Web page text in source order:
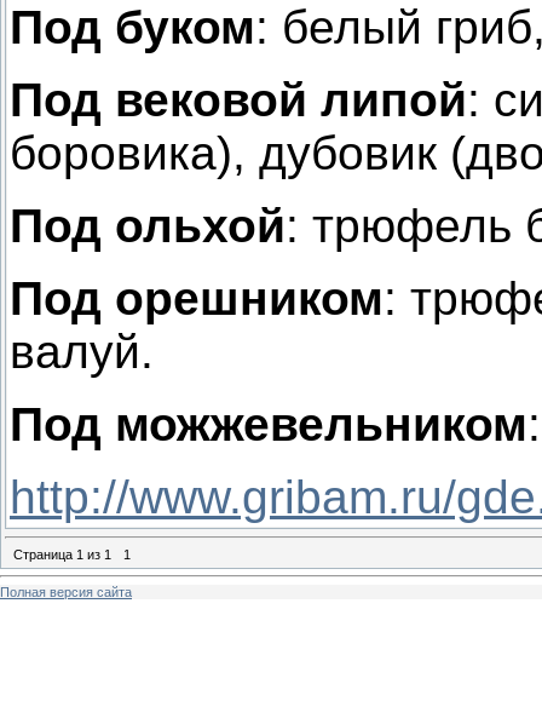
Под буком: белый
Под вековой липой:
боровика), дубовик
Под ольхой: трюфель
Под орешником:
валуй.
Под можжевельником
http://www.gribam.ru/
Страница 1 из 1 1
Полная версия сайта